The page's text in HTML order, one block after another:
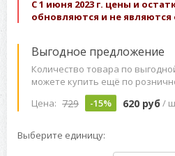
С 1 июня 2023 г. цены и
обновляются и не
Выгодное предложение
Количество товара по
можете купить ещё по
Цена: 729 -15% 620 руб /
Выберите единицу: